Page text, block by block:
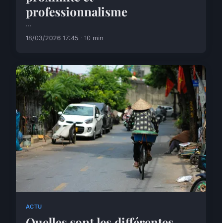
professionnalisme
...
18/03/2026 17:45 · 10 min
ACTU